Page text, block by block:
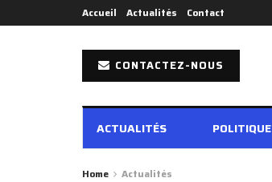
Accueil Actualités Contact
CONTACTEZ-NOUS
ACTUALITÉS POLITIQUE
Home Actualités